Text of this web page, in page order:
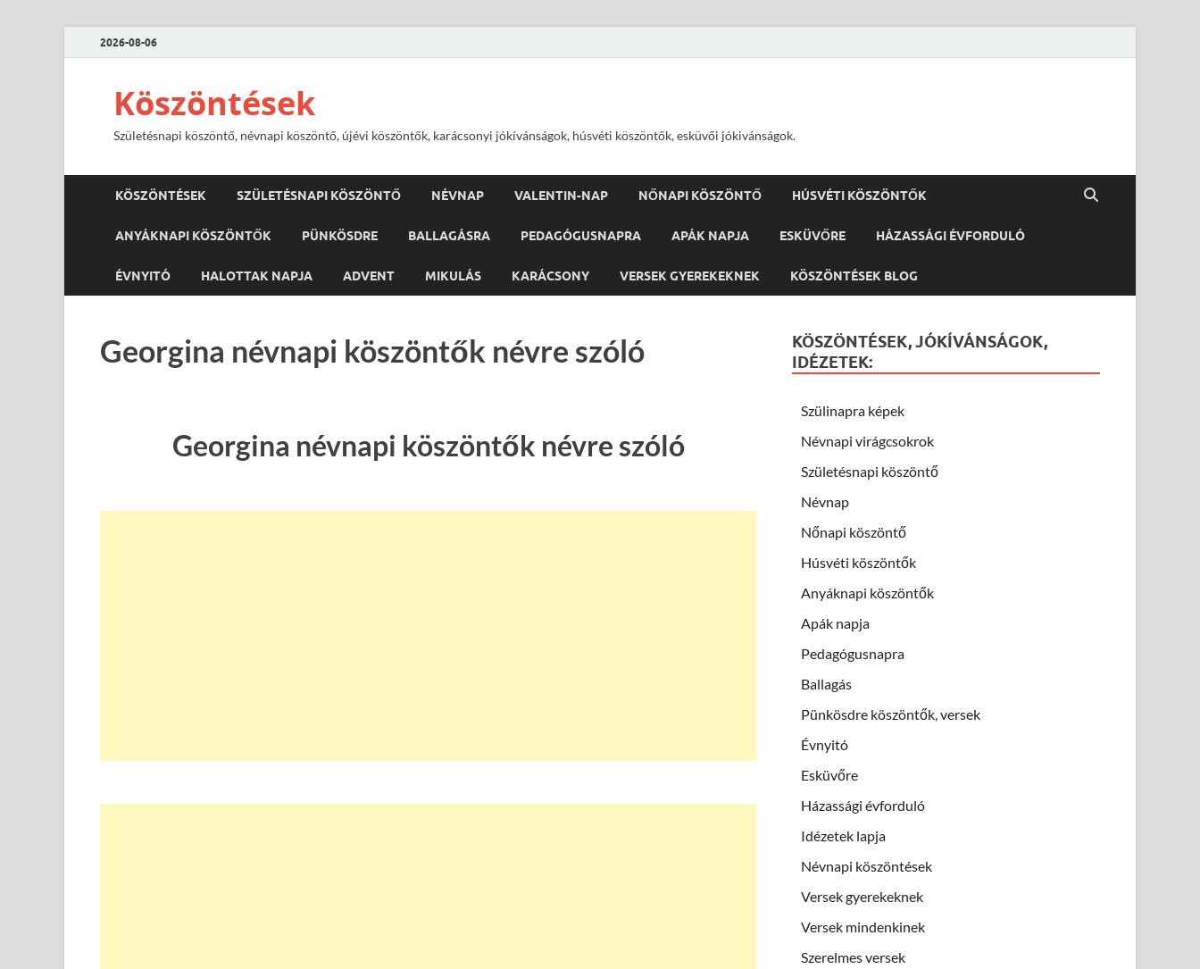
2026-08-06
Köszöntések
Születésnapi köszöntő, névnapi köszöntő, újévi köszöntők, karácsonyi jókívánságok, húsvéti köszöntők, esküvői jókivánságok.
KÖSZÖNTÉSEK SZÜLETÉSNAPI KÖSZÖNTŐ NÉVNAP VALENTIN-NAP NŐNAPI KÖSZÖNTŐ HÚSVÉTI KÖSZÖNTŐK
ANYÁKNAPI KÖSZÖNTŐK PÜNKÖSDRE BALLAGÁSRA PEDAGÓGUSNAPRA APÁK NAPJA ESKÜVŐRE HÁZASSÁGI ÉVFORDULÓ
ÉVNYITÓ HALOTTAK NAPJA ADVENT MIKULÁS KARÁCSONY VERSEK GYEREKEKNEK KÖSZÖNTÉSEK BLOG
Georgina névnapi köszöntők névre szóló
Georgina névnapi köszöntők névre szóló
KÖSZÖNTÉSEK, JÓKÍVÁNSÁGOK,
IDÉZETEK:
Szülinapra képek
Névnapi virágcsokrok
Születésnapi köszöntő
Névnap
Nőnapi köszöntő
Húsvéti köszöntők
Anyáknapi köszöntők
Apák napja
Pedagógusnapra
Ballagás
Pünkösdre köszöntők, versek
Évnyitó
Esküvőre
Házassági évforduló
Idézetek lapja
Névnapi köszöntések
Versek gyerekeknek
Versek mindenkinek
Szerelmes versek